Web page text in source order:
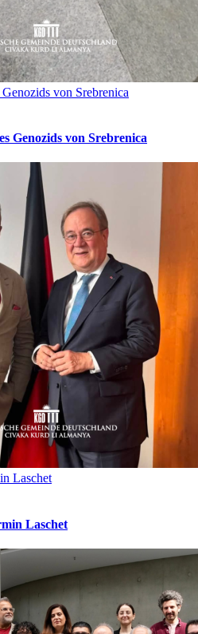
von Srebrenica
Genozids von Srebrenica
Laschet
Laschet